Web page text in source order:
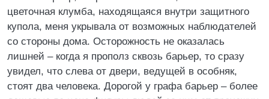
цветочная клумба, находящаяся внутри защитного
купола, меня укрывала от возможных наблюдателей
со стороны дома. Осторожность не оказалась
лишней – когда я прополз сквозь барьер, то сразу
увидел, что слева от двери, ведущей в особняк,
стоят два человека. Дорогой у графа барьер – более